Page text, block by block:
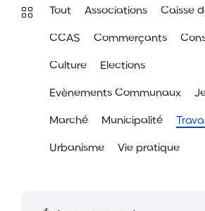
Tout Associations Caisse
CCAS Commerçants
Culture Elections
Evènements Communaux
Marché Municipalité
Urbanisme Vie pratique